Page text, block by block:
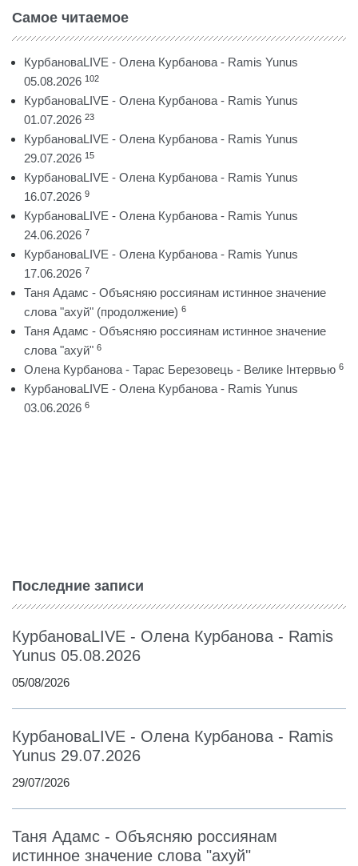
Самое читаемое
КурбановаLIVE - Олена Курбанова - Ramis Yunus
05.08.2026 102
КурбановаLIVE - Олена Курбанова - Ramis Yunus
01.07.2026 23
КурбановаLIVE - Олена Курбанова - Ramis Yunus
29.07.2026 15
КурбановаLIVE - Олена Курбанова - Ramis Yunus
16.07.2026 9
КурбановаLIVE - Олена Курбанова - Ramis Yunus
24.06.2026 7
КурбановаLIVE - Олена Курбанова - Ramis Yunus
17.06.2026 7
Таня Адамс - Объясняю россиянам истинное значение
слова "ахуй" (продолжение) 6
Таня Адамс - Объясняю россиянам истинное значение
слова "ахуй" 6
Олена Курбанова - Тарас Березовець - Велике Інтервью 6
КурбановаLIVE - Олена Курбанова - Ramis Yunus
03.06.2026 6
Последние записи
КурбановаLIVE - Олена Курбанова - Ramis
Yunus 05.08.2026
05/08/2026
КурбановаLIVE - Олена Курбанова - Ramis
Yunus 29.07.2026
29/07/2026
Таня Адамс - Объясняю россиянам
истинное значение слова "ахуй"